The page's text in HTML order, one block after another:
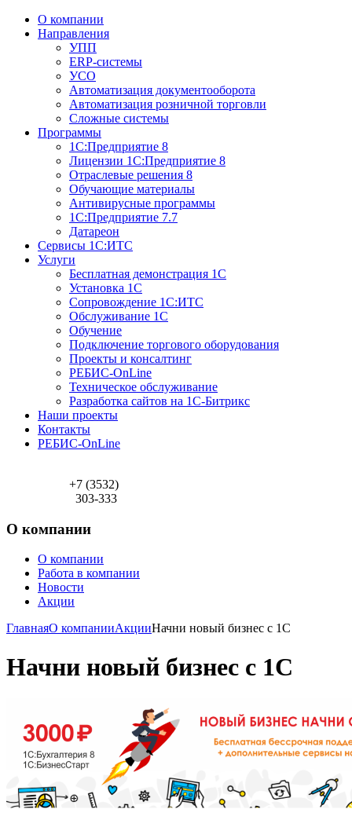
О компании
Направления
УПП
ERP-системы
УСО
Автоматизация документооборота
Автоматизация розничной торговли
Сложные системы
Программы
1С:Предприятие 8
Лицензии 1С:Предприятие 8
Отраслевые решения 8
Обучающие материалы
Антивирусные программы
1С:Предприятие 7.7
Датареон
Сервисы 1С:ИТС
Услуги
Бесплатная демонстрация 1С
Установка 1С
Сопровождение 1С:ИТС
Обслуживание 1С
Обучение
Подключение торгового оборудования
Проекты и консалтинг
РЕБИС-OnLine
Техническое обслуживание
Разработка сайтов на 1С-Битрикс
Наши проекты
Контакты
РЕБИС-OnLine
+7 (3532)
303-333
О компании
О компании
Работа в компании
Новости
Акции
ГлавнаяО компанииАкцииНачни новый бизнес с 1С
Начни новый бизнес с 1С